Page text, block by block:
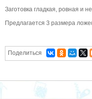
Заготовка гладкая, ровная и
Предлагается 3 размера
Поделиться